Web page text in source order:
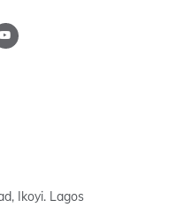
Ikoyi. Lagos